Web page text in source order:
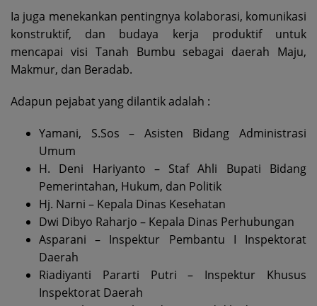
Ia juga menekankan pentingnya kolaborasi, komunikasi
konstruktif, dan budaya kerja produktif untuk
mencapai visi Tanah Bumbu sebagai daerah Maju,
Makmur, dan Beradab.
Adapun pejabat yang dilantik adalah :
Yamani, S.Sos – Asisten Bidang Administrasi
Umum
H. Deni Hariyanto – Staf Ahli Bupati Bidang
Pemerintahan, Hukum, dan Politik
Hj. Narni – Kepala Dinas Kesehatan
Dwi Dibyo Raharjo – Kepala Dinas Perhubungan
Asparani – Inspektur Pembantu I Inspektorat
Daerah
Riadiyanti Pararti Putri – Inspektur Khusus
Inspektorat Daerah